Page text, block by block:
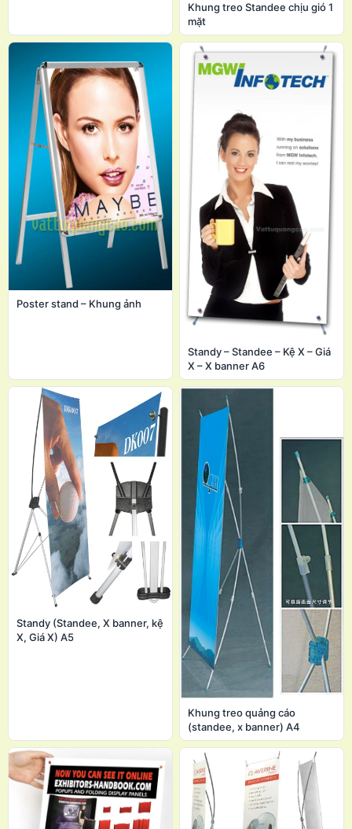
Khung treo Standee chịu gió 1
mặt
Poster stand – Khung ảnh
Standy – Standee – Kệ X – Giá
X – X banner A6
Standy (Standee, X banner, kệ
X, Giá X) A5
Khung treo quảng cáo
(standee, x banner) A4